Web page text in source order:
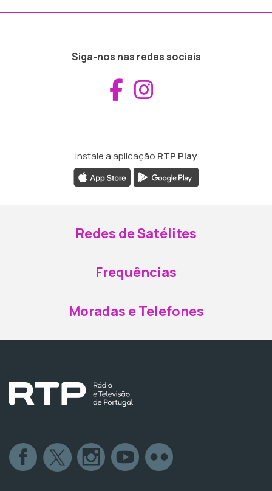
Siga-nos nas redes sociais
Aceder ao
Instale a aplicação RTP Play
Redes de Satélites
Frequências
Moradas e Telefones